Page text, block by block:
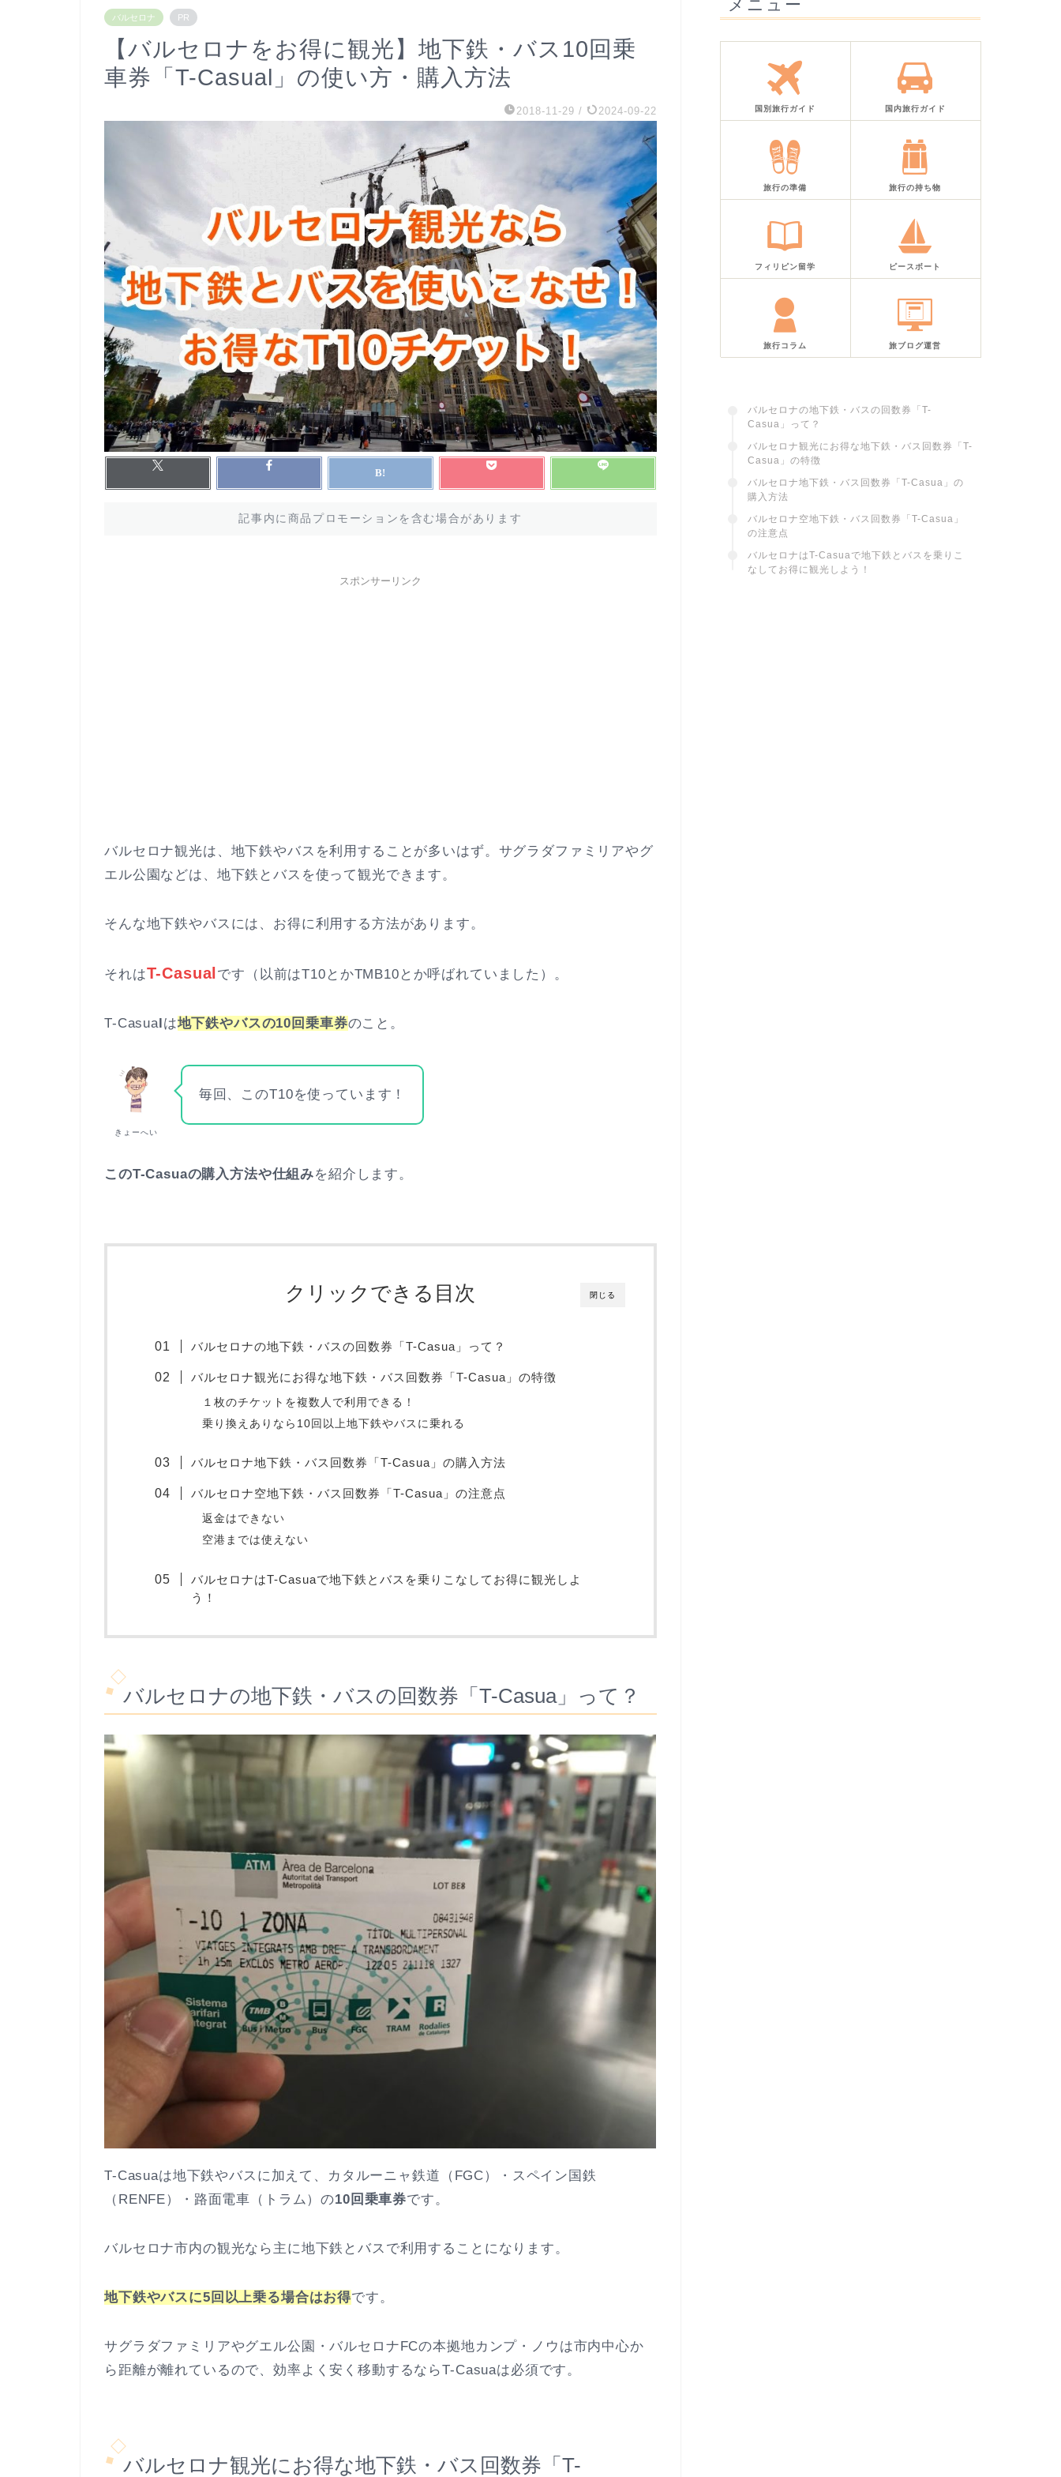
バルセロナ PR
【バルセロナをお得に観光】地下鉄・バス10回乗
車券「T-Casual」の使い方・購入方法
2018-11-29 / 2024-09-22
記事内に商品プロモーションを含む場合があります
スポンサーリンク
バルセロナ観光は、地下鉄やバスを利用することが多いはず。サグラダファミリアやグ
エル公園などは、地下鉄とバスを使って観光できます。
そんな地下鉄やバスには、お得に利用する方法があります。
それはT-Casual です（以前はT10とかTMB10とか呼ばれていました）。
T-Casual は地下鉄やバスの10回乗車券のこと。
きょーへい
毎回、このT10を使っています！
このT-Casuaの購入方法や仕組みを紹介します。
閉じる
クリックできる目次
バルセロナの地下鉄・バスの回数券「T-Casua」って？
バルセロナ観光にお得な地下鉄・バス回数券「T-Casua」の特徴
１枚のチケットを複数人で利用できる！
乗り換えありなら10回以上地下鉄やバスに乗れる
バルセロナ地下鉄・バス回数券「T-Casua」の購入方法
バルセロナ空地下鉄・バス回数券「T-Casua」の注意点
返金はできない
空港までは使えない
バルセロナはT-Casuaで地下鉄とバスを乗りこなしてお得に観光しよ
う！
バルセロナの地下鉄・バスの回数券「T-Casua」って？
T-Casuaは地下鉄やバスに加えて、カタルーニャ鉄道（FGC）・スペイン国鉄
（RENFE）・路面電車（トラム）の10回乗車券です。
バルセロナ市内の観光なら主に地下鉄とバスで利用することになります。
地下鉄やバスに5回以上乗る場合はお得です。
サグラダファミリアやグエル公園・バルセロナFCの本拠地カンプ・ノウは市内中心か
ら距離が離れているので、効率よく安く移動するならT-Casuaは必須です。
バルセロナ観光にお得な地下鉄・バス回数券「T-
国別旅行ガイド 国内旅行ガイド
旅行の準備 旅行の持ち物
フィリピン留学 ピースボート
旅行コラム 旅ブログ運営
バルセロナの地下鉄・バスの回数券「T-
Casua」って？
バルセロナ観光にお得な地下鉄・バス回数券「T-
Casua」の特徴
バルセロナ地下鉄・バス回数券「T-Casua」の
購入方法
バルセロナ空地下鉄・バス回数券「T-Casua」
の注意点
バルセロナはT-Casuaで地下鉄とバスを乗りこ
なしてお得に観光しよう！